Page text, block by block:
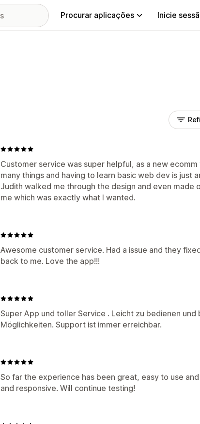
Procurar aplicações Inicie
Customer service was super helpful, as a new
many things and having to learn basic web dev is just
Judith walked me through the design and even made
me which was exactly what I wanted.
Awesome customer service. Had a issue and they
back to me. Love the app!!!
Super App und toller Service . Leicht zu bedienen und
Möglichkeiten. Support ist immer erreichbar.
So far the experience has been great, easy to use
and responsive. Will continue testing!